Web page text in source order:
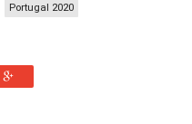
Portugal 2020